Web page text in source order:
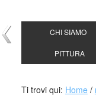
CHI SIAMO
PITTURA
Ti trovi qui: Home /